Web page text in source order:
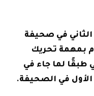
الثاني في صحيفة
بمهمة تحريك
طبقًا لما جاء في
في الصحيفة.